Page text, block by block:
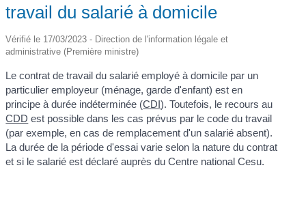
travail du salarié à domicile
Vérifié le 17/03/2023 - Direction de l'information légale et
administrative (Première ministre)
Le contrat de travail du salarié employé à domicile par un
particulier employeur (ménage, garde d'enfant) est en
principe à durée indéterminée (CDI). Toutefois, le recours au
CDD est possible dans les cas prévus par le code du travail
(par exemple, en cas de remplacement d'un salarié absent).
La durée de la période d'essai varie selon la nature du contrat
et si le salarié est déclaré auprès du Centre national Cesu.